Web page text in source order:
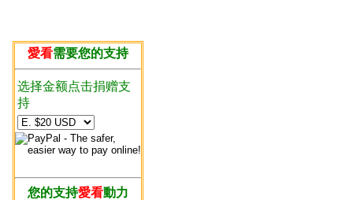
愛看需要您的支持
选择金额点击捐赠支
持
您的支持愛看動力